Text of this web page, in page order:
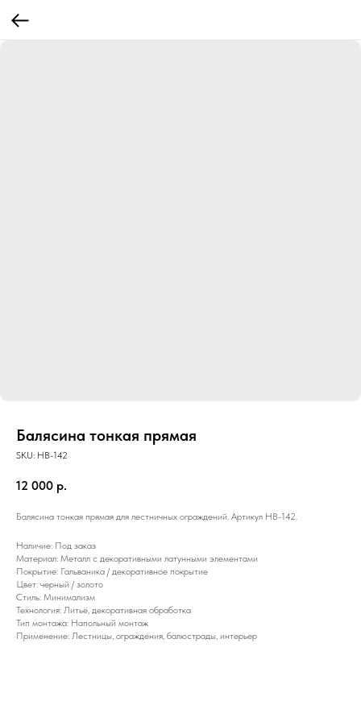
Балясина тонкая прямая
SKU: HB-142
12 000 р.
Балясина тонкая прямая для лестничных ограждений. Артикул HB-142.
Наличие: Под заказ
Материал: Металл с декоративными латунными элементами
Покрытие: Гальваника / декоративное покрытие
Цвет: черный / золото
Стиль: Минимализм
Технология: Литьё, декоративная обработка
Тип монтажа: Напольный монтаж
Применение: Лестницы, ограждения, балюстрады, интерьер